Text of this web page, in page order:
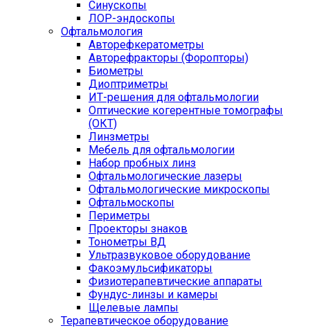
Синускопы
ЛОР-эндоскопы
Офтальмология
Авторефкератометры
Авторефракторы (Форопторы)
Биометры
Диоптриметры
ИТ-решения для офтальмологии
Оптические когерентные томографы
(ОКТ)
Линзметры
Мебель для офтальмологии
Набор пробных линз
Офтальмологические лазеры
Офтальмологические микроскопы
Офтальмоскопы
Периметры
Проекторы знаков
Тонометры ВД
Ультразвуковое оборудование
Факоэмульсификаторы
Физиотерапевтические аппараты
Фундус-линзы и камеры
Щелевые лампы
Терапевтическое оборудование